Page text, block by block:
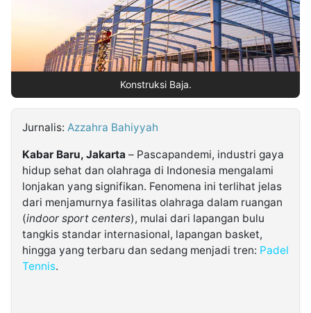
Kabarbaru.co
2026
Konstruksi Baja.
Jurnalis: Azzahra Bahiyyah
Kabar Baru, Jakarta – Pascapandemi, industri gaya
hidup sehat dan olahraga di Indonesia mengalami
lonjakan yang signifikan. Fenomena ini terlihat jelas
dari menjamurnya fasilitas olahraga dalam ruangan
(indoor sport centers), mulai dari lapangan bulu
tangkis standar internasional, lapangan basket,
hingga yang terbaru dan sedang menjadi tren: Padel
Tennis.